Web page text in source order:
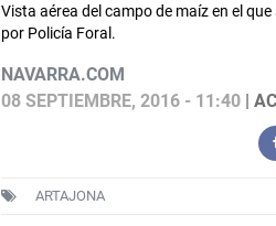
Vista aérea del campo de maíz en el
por Policía Foral.
NAVARRA.COM
08 SEPTIEMBRE, 2016 - 11:40|
ARTAJONA